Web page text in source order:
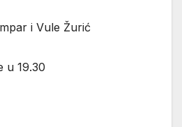
i Vule Žurić
u 19.30